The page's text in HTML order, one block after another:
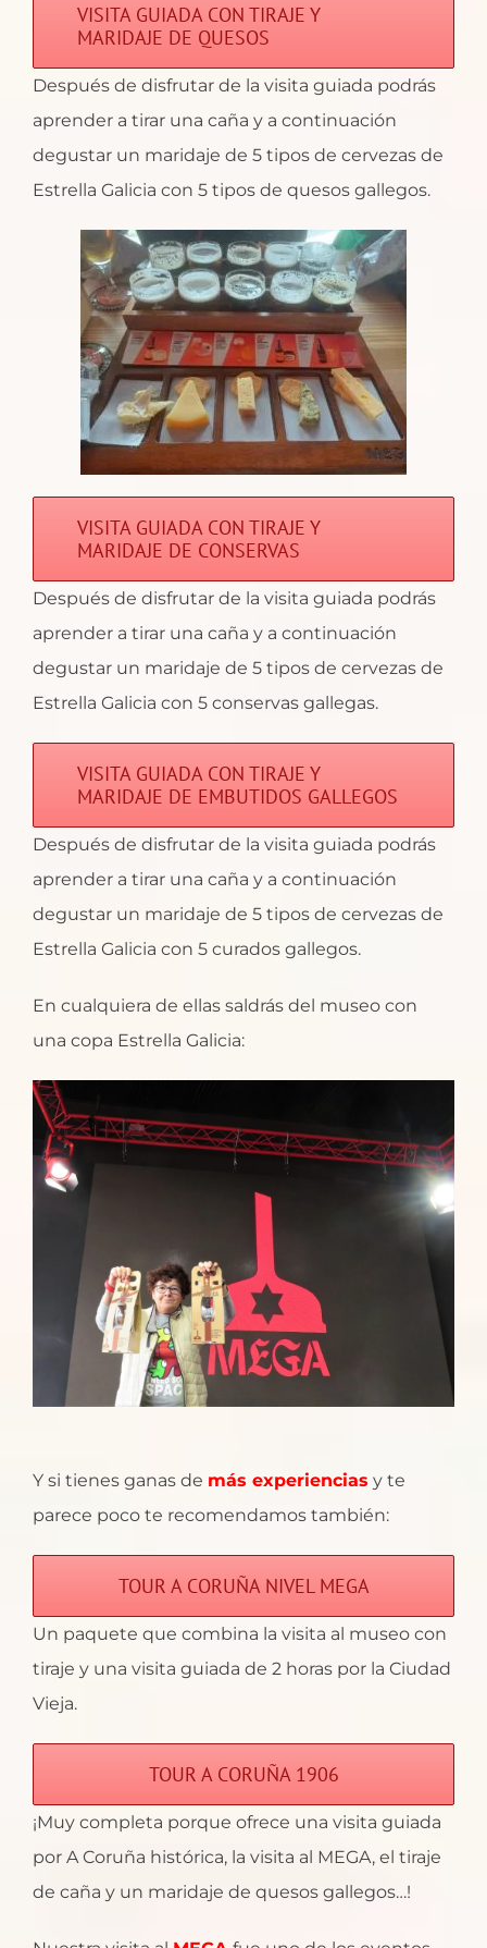
VISITA GUIADA CON TIRAJE Y
MARIDAJE DE QUESOS
Después de disfrutar de la visita guiada podrás
aprender a tirar una caña y a continuación
degustar un maridaje de 5 tipos de cervezas de
Estrella Galicia con 5 tipos de quesos gallegos.
VISITA GUIADA CON TIRAJE Y
MARIDAJE DE CONSERVAS
Después de disfrutar de la visita guiada podrás
aprender a tirar una caña y a continuación
degustar un maridaje de 5 tipos de cervezas de
Estrella Galicia con 5 conservas gallegas.
VISITA GUIADA CON TIRAJE Y
MARIDAJE DE EMBUTIDOS GALLEGOS
Después de disfrutar de la visita guiada podrás
aprender a tirar una caña y a continuación
degustar un maridaje de 5 tipos de cervezas de
Estrella Galicia con 5 curados gallegos.
En cualquiera de ellas saldrás del museo con
una copa Estrella Galicia:
Y si tienes ganas de más experiencias y te
parece poco te recomendamos también:
TOUR A CORUÑA NIVEL MEGA
Un paquete que combina la visita al museo con
tiraje y una visita guiada de 2 horas por la Ciudad
Vieja.
TOUR A CORUÑA 1906
¡Muy completa porque ofrece una visita guiada
por A Coruña histórica, la visita al MEGA, el tiraje
de caña y un maridaje de quesos gallegos…!